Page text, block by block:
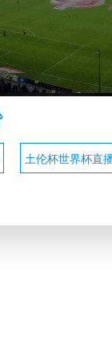
土伦杯世界杯直